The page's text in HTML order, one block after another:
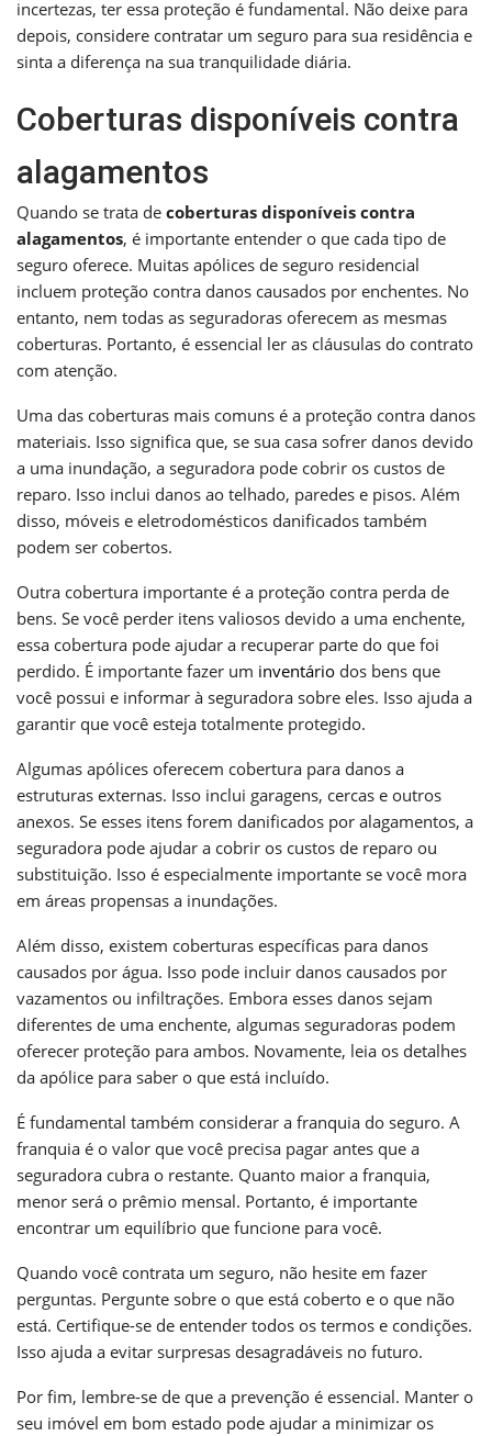
incertezas, ter essa proteção é fundamental. Não deixe para
depois, considere contratar um seguro para sua residência e
sinta a diferença na sua tranquilidade diária.
Coberturas disponíveis contra
alagamentos
Quando se trata de coberturas disponíveis contra
alagamentos, é importante entender o que cada tipo de
seguro oferece. Muitas apólices de seguro residencial
incluem proteção contra danos causados por enchentes. No
entanto, nem todas as seguradoras oferecem as mesmas
coberturas. Portanto, é essencial ler as cláusulas do contrato
com atenção.
Uma das coberturas mais comuns é a proteção contra danos
materiais. Isso significa que, se sua casa sofrer danos devido
a uma inundação, a seguradora pode cobrir os custos de
reparo. Isso inclui danos ao telhado, paredes e pisos. Além
disso, móveis e eletrodomésticos danificados também
podem ser cobertos.
Outra cobertura importante é a proteção contra perda de
bens. Se você perder itens valiosos devido a uma enchente,
essa cobertura pode ajudar a recuperar parte do que foi
perdido. É importante fazer um inventário dos bens que
você possui e informar à seguradora sobre eles. Isso ajuda a
garantir que você esteja totalmente protegido.
Algumas apólices oferecem cobertura para danos a
estruturas externas. Isso inclui garagens, cercas e outros
anexos. Se esses itens forem danificados por alagamentos, a
seguradora pode ajudar a cobrir os custos de reparo ou
substituição. Isso é especialmente importante se você mora
em áreas propensas a inundações.
Além disso, existem coberturas específicas para danos
causados por água. Isso pode incluir danos causados por
vazamentos ou infiltrações. Embora esses danos sejam
diferentes de uma enchente, algumas seguradoras podem
oferecer proteção para ambos. Novamente, leia os detalhes
da apólice para saber o que está incluído.
É fundamental também considerar a franquia do seguro. A
franquia é o valor que você precisa pagar antes que a
seguradora cubra o restante. Quanto maior a franquia,
menor será o prêmio mensal. Portanto, é importante
encontrar um equilíbrio que funcione para você.
Quando você contrata um seguro, não hesite em fazer
perguntas. Pergunte sobre o que está coberto e o que não
está. Certifique-se de entender todos os termos e condições.
Isso ajuda a evitar surpresas desagradáveis no futuro.
Por fim, lembre-se de que a prevenção é essencial. Manter o
seu imóvel em bom estado pode ajudar a minimizar os